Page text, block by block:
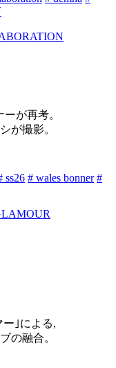
が再考。
が撮影。
ss26 # wales bonner #
｣による,
の融合。